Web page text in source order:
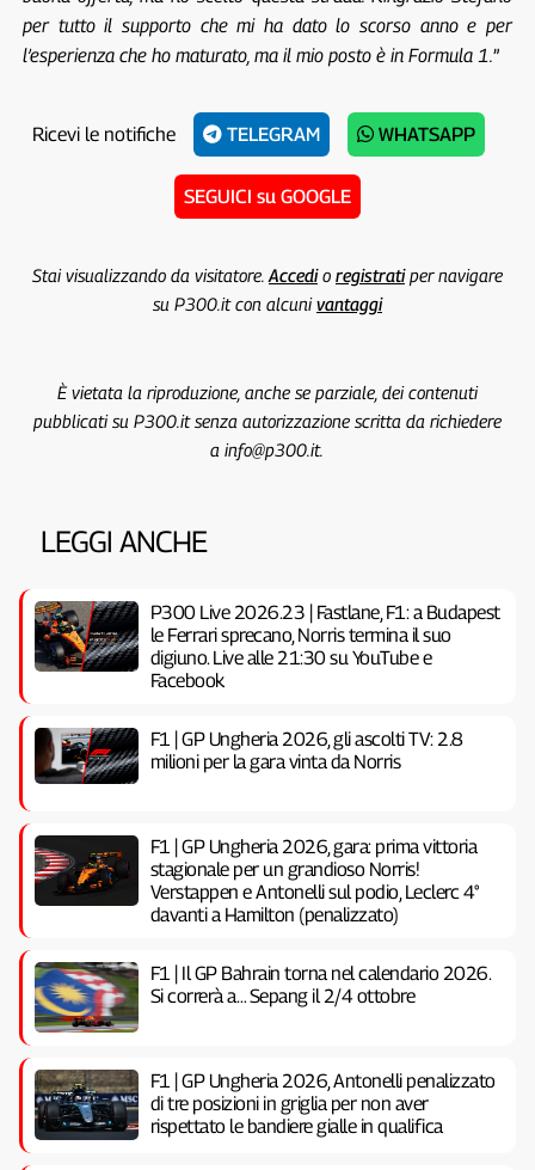
per tutto il supporto che mi ha dato lo scorso anno e per
l’esperienza che ho maturato, ma il mio posto è in Formula 1.”
Ricevi le notifiche TELEGRAM WHATSAPP
SEGUICI su GOOGLE
Stai visualizzando da visitatore. Accedio registratiper navigare
su P300.it con alcunivantaggi
È vietata la riproduzione, anche se parziale, dei contenuti
pubblicati su P300.it senza autorizzazione scritta da richiedere
a info@p300.it.
LEGGI ANCHE
P300 Live 2026.23 | Fastlane, F1: a Budapest
le Ferrari sprecano, Norris termina il suo
digiuno. Live alle 21:30 su YouTube e
Facebook
F1 | GP Ungheria 2026, gli ascolti TV: 2.8
milioni per la gara vinta da Norris
F1 | GP Ungheria 2026, gara: prima vittoria
stagionale per un grandioso Norris!
Verstappen e Antonelli sul podio, Leclerc 4°
davanti a Hamilton (penalizzato)
F1 | Il GP Bahrain torna nel calendario 2026.
Si correrà a… Sepang il 2/4 ottobre
F1 | GP Ungheria 2026, Antonelli penalizzato
di tre posizioni in griglia per non aver
rispettato le bandiere gialle in qualifica